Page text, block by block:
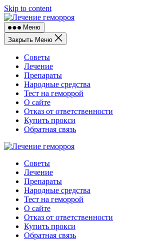
Skip to content
Меню
Закрыть Меню
Советы
Лечение
Препараты
Народные средства
Тест на геморрой
О сайте
Отказ от ответственности
Купить прокси
Обратная связь
Советы
Лечение
Препараты
Народные средства
Тест на геморрой
О сайте
Отказ от ответственности
Купить прокси
Обратная связь